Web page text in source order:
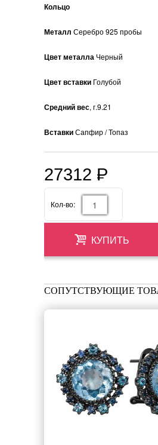
Кольцо
Металл Серебро 925 пробы
Цвет металла Черный
Цвет вставки Голубой
Средний вес, г.9.21
ВставкиСапфир / Топаз
27312 =
P
Кол-во:
КУПИТЬ
СОПУТСТВУЮЩИЕ